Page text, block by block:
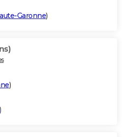
Garonne)
)
)